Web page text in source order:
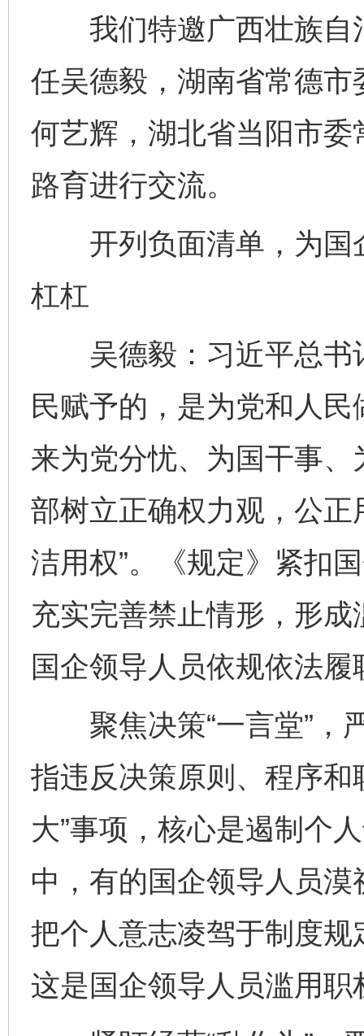
我们特邀广西壮族自
任吴德毅，湖南省常德
何艺辉，湖北省当阳市
路育进行交流。
开列负面清单，为国
杠杠
吴德毅：习近平总书
民赋予的，是为党和人
来为党分忧、为国干事、
部树立正确权力观，公
洁用权”。《规定》紧扣
充实完善禁止情形，形
国企领导人员依规依法
聚焦决策“一言堂”，
指违反决策原则、程序和
大”事项，核心是遏制个
中，有的国企领导人员
把个人意志凌驾于制度规
这是国企领导人员滥用